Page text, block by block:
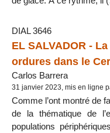
DIAL 3646
EL SALVADOR -
ordures dans le
Carlos Barrera
31 janvier 2023, mis en ligne
Comme l’ont montré de
de la thématique de
populations